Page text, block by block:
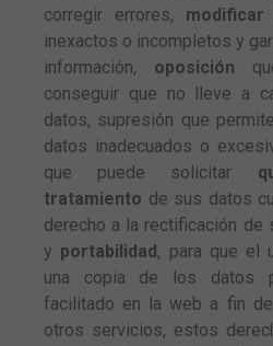
corregir errores, modificar
inexactos o incompletos y
información, oposición
conseguir que no lleve a
datos, supresión que
datos inadecuados o
que puede solicitar
tratamiento de sus datos
derecho a la rectificación de
y portabilidad, para que el
una copia de los datos
facilitado en la web a fin
otros servicios, estos